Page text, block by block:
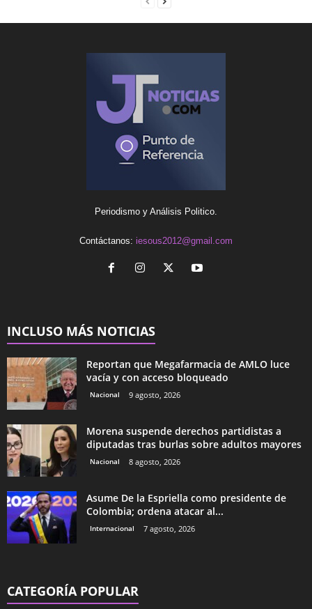
Periodismo y Análisis Politico.
Contáctanos: iesous2012@gmail.com
INCLUSO MÁS NOTICIAS
Reportan que Megafarmacia de AMLO luce
vacía y con acceso bloqueado
Nacional 9 agosto, 2026
Morena suspende derechos partidistas a
diputadas tras burlas sobre adultos mayores
Nacional 8 agosto, 2026
Asume De la Espriella como presidente de
Colombia; ordena atacar al...
Internacional 7 agosto, 2026
CATEGORÍA POPULAR